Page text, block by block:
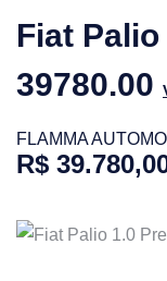
Fiat
39780.00
FLAMMA
R$